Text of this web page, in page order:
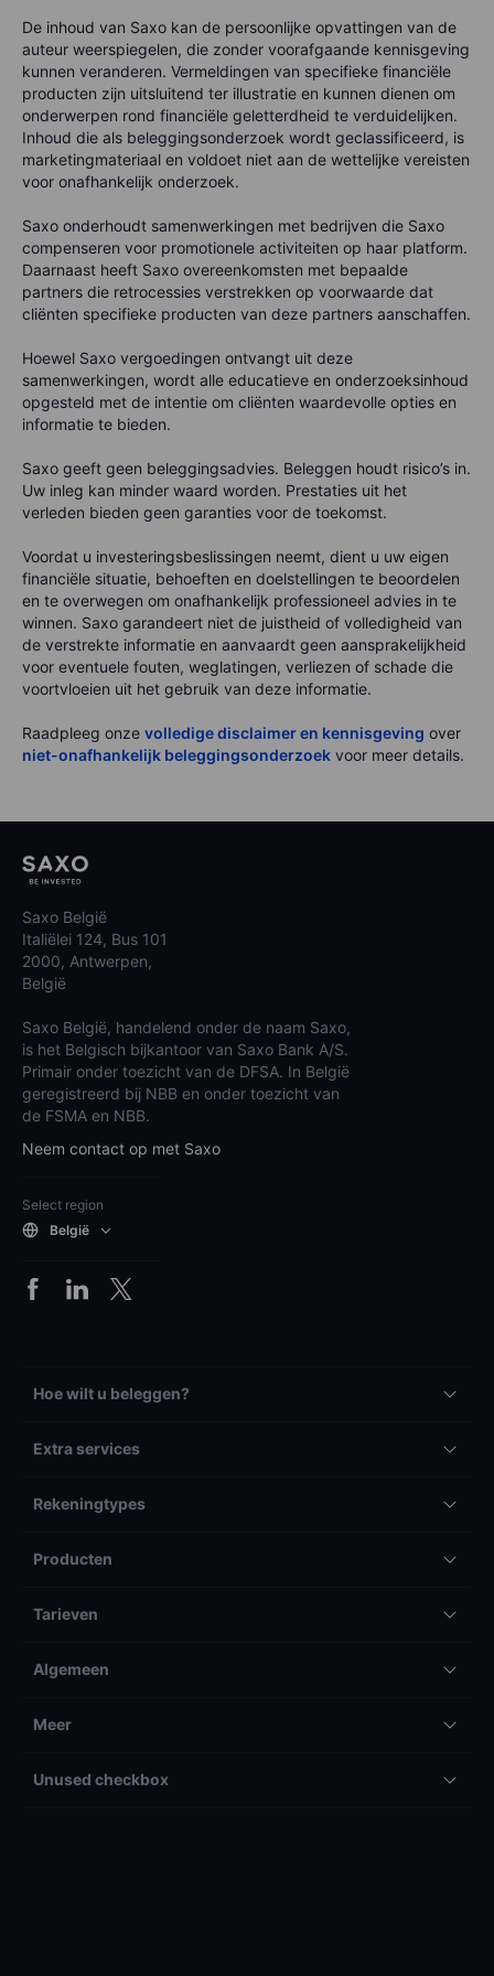
De inhoud van Saxo kan de persoonlijke opvattingen van de
auteur weerspiegelen, die zonder voorafgaande kennisgeving
kunnen veranderen. Vermeldingen van specifieke financiële
producten zijn uitsluitend ter illustratie en kunnen dienen om
onderwerpen rond financiële geletterdheid te verduidelijken.
Inhoud die als beleggingsonderzoek wordt geclassificeerd, is
marketingmateriaal en voldoet niet aan de wettelijke vereisten
voor onafhankelijk onderzoek.
Saxo onderhoudt samenwerkingen met bedrijven die Saxo
compenseren voor promotionele activiteiten op haar platform.
Daarnaast heeft Saxo overeenkomsten met bepaalde
partners die retrocessies verstrekken op voorwaarde dat
cliënten specifieke producten van deze partners aanschaffen.
Hoewel Saxo vergoedingen ontvangt uit deze
samenwerkingen, wordt alle educatieve en onderzoeksinhoud
opgesteld met de intentie om cliënten waardevolle opties en
informatie te bieden.
Saxo geeft geen beleggingsadvies. Beleggen houdt risico’s in.
Uw inleg kan minder waard worden. Prestaties uit het
verleden bieden geen garanties voor de toekomst.
Voordat u investeringsbeslissingen neemt, dient u uw eigen
financiële situatie, behoeften en doelstellingen te beoordelen
en te overwegen om onafhankelijk professioneel advies in te
winnen. Saxo garandeert niet de juistheid of volledigheid van
de verstrekte informatie en aanvaardt geen aansprakelijkheid
voor eventuele fouten, weglatingen, verliezen of schade die
voortvloeien uit het gebruik van deze informatie.
Raadpleeg onze volledige disclaimer en kennisgeving over
niet-onafhankelijk beleggingsonderzoek voor meer details.
Saxo België
Italiëlei 124, Bus 101
2000, Antwerpen,
België
Saxo België, handelend onder de naam Saxo,
is het Belgisch bijkantoor van Saxo Bank A/S.
Primair onder toezicht van de DFSA. In België
geregistreerd bij NBB en onder toezicht van
de FSMA en NBB.
Neem contact op met Saxo
Select region
België
Hoe wilt u beleggen?
Extra services
Rekeningtypes
Producten
Tarieven
Algemeen
Meer
Unused checkbox